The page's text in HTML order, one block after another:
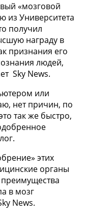
«мозговой
из Университета
получил
награду в
признания его
людей,
Sky News.
или
нет причин, по
так же быстро,
этих
органы
в мозг
News.